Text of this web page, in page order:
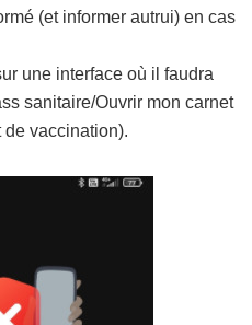
(et informer autrui) en cas
une interface où il faudra
sanitaire/Ouvrir mon carnet
de vaccination).